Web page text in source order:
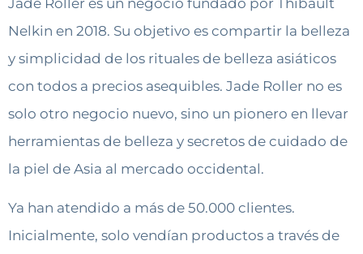
Nelkin en 2018. Su objetivo es compartir la belleza
y simplicidad de los rituales de belleza asiáticos
con todos a precios asequibles. Jade Roller no es
solo otro negocio nuevo, sino un pionero en llevar
herramientas de belleza y secretos de cuidado de
la piel de Asia al mercado occidental.
Ya han atendido a más de 50.000 clientes.
Inicialmente, solo vendían productos a través de